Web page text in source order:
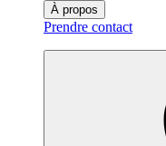
À propos
Prendre contact